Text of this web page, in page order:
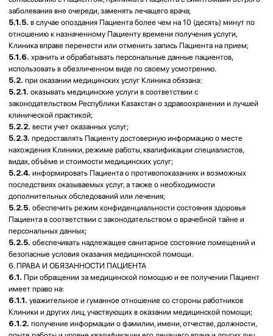
6.1.9.получение в доступной для него форме имеющейся информации
о состоянии своего здоровья, включая сведения о результатах
обследования, наличии заболевания, его диагнозе и прогнозе, методах
лечения, связанном с ними риске, возможных вариантах медицинского
вмешательства, их последствиях и результатах проведенного лечения.
6.2.Пациент обязан:
6.2.1. уважительно относиться к медицинским работникам, другим
лицам, участвующим в оказании медицинской помощи, а также уважать
права других пациентов;
6.2.2.
предоставлять лицу, оказывающему медицинскую помощь,
достоверную информацию о состоянии своего здоровья, в том числе о
противопоказаниях к применению лекарственных средств,
аллергических реакциях, ранее перенесенных и наследственных
заболеваниях. Пациент должен знать, что искажение информации о
своем здоровье может отразиться на правильности и безопасности
выставляемого диагноза, назначенного лечения, повлиять на
вероятность выздоровления.
своевременно и точно выполнять медицинские предписания и
рекомендации лечащего врача;
6.2.4.сотрудничать с врачом на всех этапах оказания медицинской
помощи;
6.2.5.соблюдать правила внутреннего распорядка для пациентов
Клиники;
6.2.6.бережно относиться к имуществу Клиники;
врача об ухудшении состояния своего здоровья. При отсутствии
лечащего врача передать данную информацию работнику регистратуры
7. КОНФИДЕНЦИАЛЬНОСТЬ И ПЕРСОНАЛЬНЫЕ ДАННЫЕ
7.1.Пациент, акцептуя Оферту, даёт согласие на обработку
персональных данных, включая сведения о здоровье, в целях оказания
услуг и ведения документации.
7.2. Обработка включает: сбор, хранение, уточнение, использование,
обезличивание, блокирование и уничтожение, с применением
7.3.Клиника обязуется обеспечивать конфиденциальность данных, за
исключением случаев, предусмотренных законом.
7.4.Передача сведений допускается: с письменного согласия Пациента;
по запросам уполномоченных органов; для оказания помощи Пациенту,
не способному выразить волю.